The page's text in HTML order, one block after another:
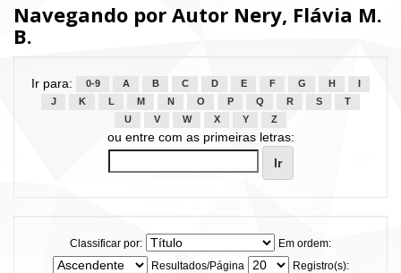
Navegando por Autor Nery, Flávia M.
B.
Ir para: 0-9 A B C D E F G H
J
K L M N O P Q R S
T
U
V W X Y Z
ou entre com as primeiras letras:
Classificar por:
Em ordem:
Resultados/Página
Registro(s):